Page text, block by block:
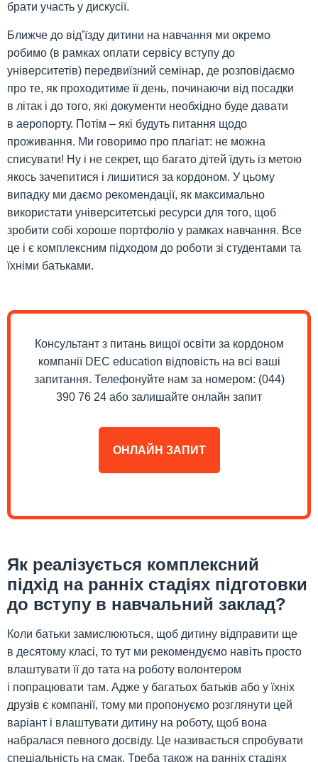
брати участь у дискусії.
Ближче до від’їзду дитини на навчання ми окремо
робимо (в рамках оплати сервісу вступу до
університетів) передвиїзний семінар, де розповідаємо
про те, як проходитиме її день, починаючи від посадки
в літак і до того, які документи необхідно буде давати
в аеропорту. Потім – які будуть питання щодо
проживання. Ми говоримо про плагіат: не можна
списувати! Ну і не секрет, що багато дітей їдуть із метою
якось зачепитися і лишитися за кордоном. У цьому
випадку ми даємо рекомендації, як максимально
використати університетські ресурси для того, щоб
зробити собі хороше портфоліо у рамках навчання. Все
це і є комплексним підходом до роботи зі студентами та
їхніми батьками.
Консультант з питань вищої освіти за кордоном
компанії DEC education відповість на всі ваші
запитання. Телефонуйте нам за номером: (044)
390 76 24 або залишайте онлайн запит
ОНЛАЙН ЗАПИТ
Як реалізується комплексний
підхід на ранніх стадіях підготовки
до вступу в навчальний заклад?
Коли батьки замислюються, щоб дитину відправити ще
в десятому класі, то тут ми рекомендуємо навіть просто
влаштувати її до тата на роботу волонтером
і попрацювати там. Адже у багатьох батьків або у їхніх
друзів є компанії, тому ми пропонуємо розглянути цей
варіант і влаштувати дитину на роботу, щоб вона
набралася певного досвіду. Це називається спробувати
спеціальність на смак. Треба також на ранніх стадіях